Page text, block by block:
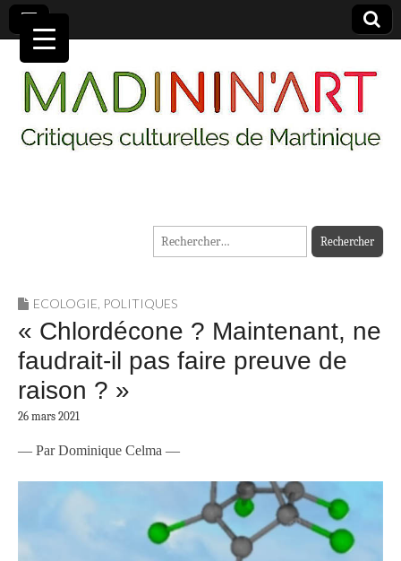
MADININ'ART
Rechercher :
ECOLOGIE, POLITIQUES
« Chlordécone ? Maintenant, ne
faudrait-il pas faire preuve de
raison ? »
26 mars 2021
— Par Dominique Celma —